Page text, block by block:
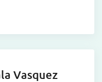
Vasquez